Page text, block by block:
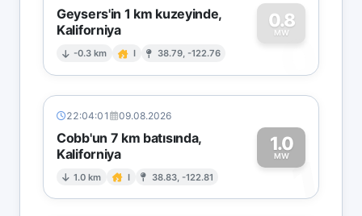
Geysers'in 1 km kuzeyinde,
Kaliforniya
-0.3 km I 38.79, -122.76
0.8
MW
0
22:04:01 09.08.2026
Cobb'un 7 km batısında,
Kaliforniya
1.0 km I 38.83, -122.81
1.0
MW1